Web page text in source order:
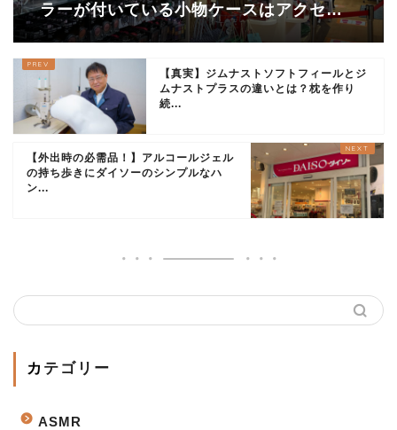
ラーが付いている小物ケースはアクセサ
リーなどの収納に便利！
【真実】ジムナストソフトフィールとジ
ムナストプラスの違いとは？枕を作り
続...
【外出時の必需品！】アルコールジェル
の持ち歩きにダイソーのシンプルなハ
ン...
カテゴリー
ASMR